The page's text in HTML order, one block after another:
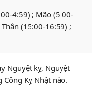
4:59) ; Mão (5:00-
(15:00-16:59) ;
Nguyệt kỵ, Nguyệt
Kỵ Nhật nào.